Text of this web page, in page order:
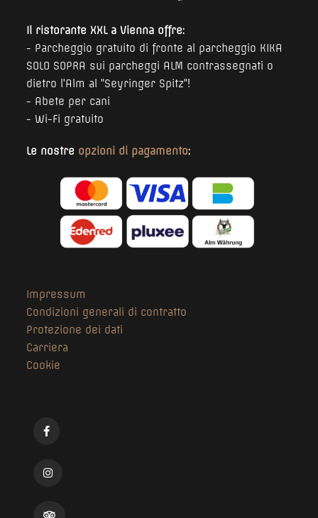
Il ristorante XXL a Vienna offre:
- Parcheggio gratuito di fronte al parcheggio KIKA
SOLO SOPRA sui parcheggi ALM contrassegnati o
dietro l'Alm al "Seyringer Spitz"!
- Abete per cani
- Wi-Fi gratuito
Le nostre opzioni di pagamento:
Impressum
Condizioni generali di contratto
Protezione dei dati
Carriera
Cookie